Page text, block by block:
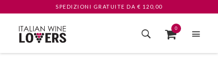
SPEDIZIONI GRATUITE DA € 120,00
0